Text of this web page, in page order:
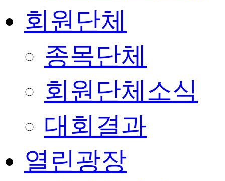
회원단체
종목단체
회원단체소식
대회결과
열린광장